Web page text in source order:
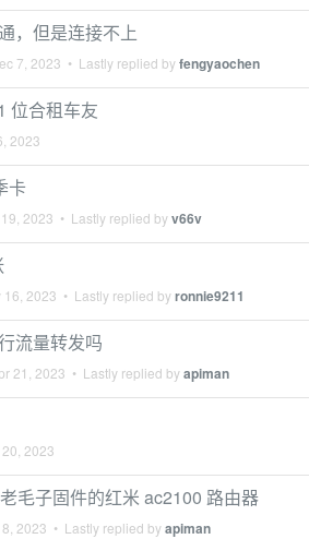
，但是连接不上
7, 2023 • Lastly replied byfengyaochen
位合租车友
2023
卡
2023 • Lastly replied byv66v
16, 2023 • Lastly replied byronnie9211
流量转发吗
21, 2023 • Lastly replied byapiman
2023
毛子固件的红米 ac2100 路由器
2023 • Lastly replied byapiman